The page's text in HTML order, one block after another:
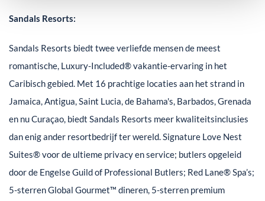
Sandals Resorts:
Sandals Resorts biedt twee verliefde mensen de meest
romantische, Luxury-Included® vakantie-ervaring in het
Caribisch gebied. Met 16 prachtige locaties aan het strand in
Jamaica, Antigua, Saint Lucia, de Bahama's, Barbados, Grenada
en nu Curaçao, biedt Sandals Resorts meer kwaliteitsinclusies
dan enig ander resortbedrijf ter wereld. Signature Love Nest
Suites® voor de ultieme privacy en service; butlers opgeleid
door de Engelse Guild of Professional Butlers; Red Lane® Spa’s;
5-sterren Global Gourmet™ dineren, 5-sterren premium